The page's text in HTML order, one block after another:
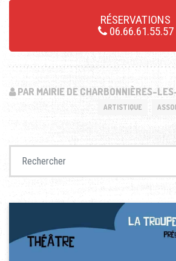
RÉSERVATIONS
06.66.61.55.57
PAR MAIRIE DE CHARBONNIÈRES-
ARTISTIQUE